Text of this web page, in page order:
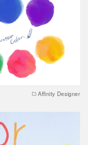
Affinity Designer